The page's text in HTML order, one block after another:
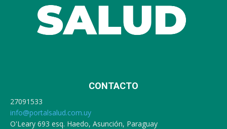
CONTACTO
27091533
info@portalsalud.com.uy
O'Leary 693 esq. Haedo, Asunción, Paraguay